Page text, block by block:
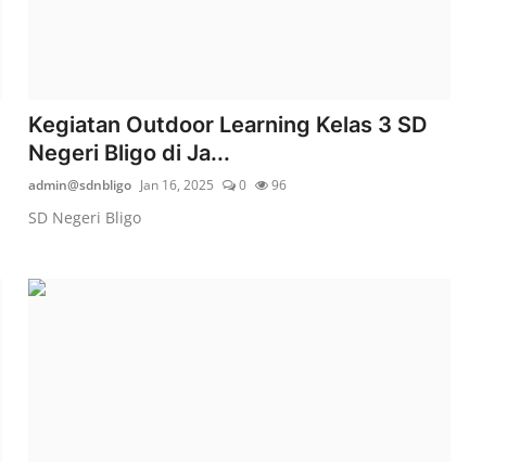
Kegiatan Outdoor Learning Kelas 3 SD
Negeri Bligo di Ja...
admin@sdnbligo Jan 16, 2025 0 96
SD Negeri Bligo